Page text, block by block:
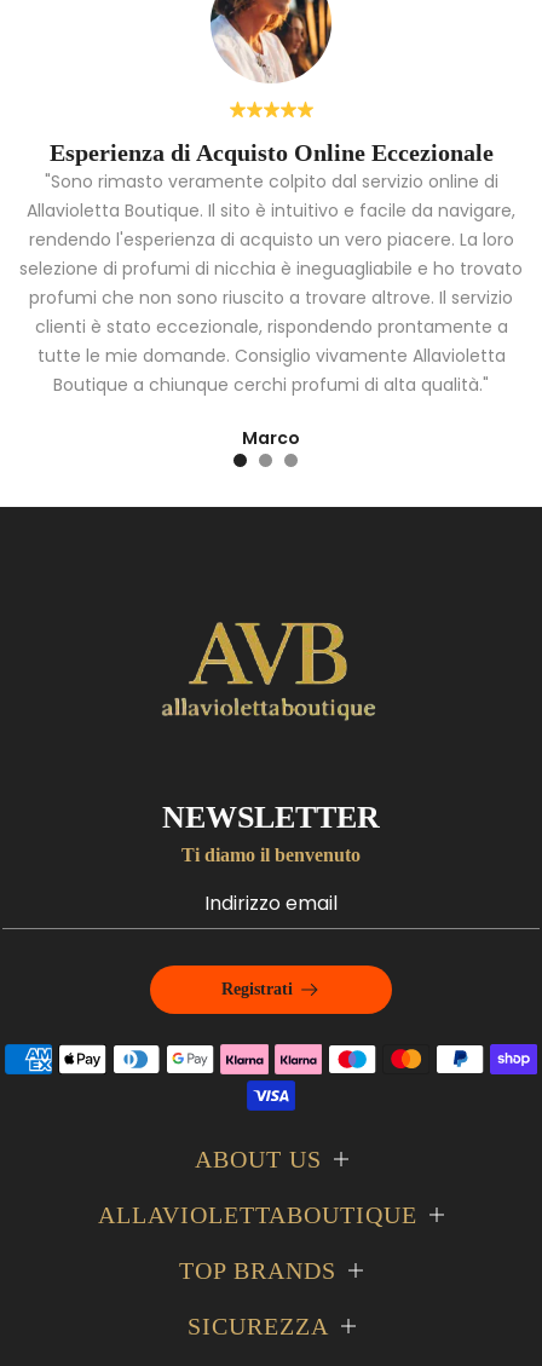
Esperienza di Acquisto Online Eccezionale
"Sono rimasto veramente colpito dal servizio online di
Allavioletta Boutique. Il sito è intuitivo e facile da navigare,
rendendo l'esperienza di acquisto un vero piacere. La loro
selezione di profumi di nicchia è ineguagliabile e ho trovato
profumi che non sono riuscito a trovare altrove. Il servizio
clienti è stato eccezionale, rispondendo prontamente a
tutte le mie domande. Consiglio vivamente Allavioletta
Boutique a chiunque cerchi profumi di alta qualità."
Marco
NEWSLETTER
Ti diamo il benvenuto
Registrati
ABOUT US
ALLAVIOLETTABOUTIQUE
TOP BRANDS
SICUREZZA